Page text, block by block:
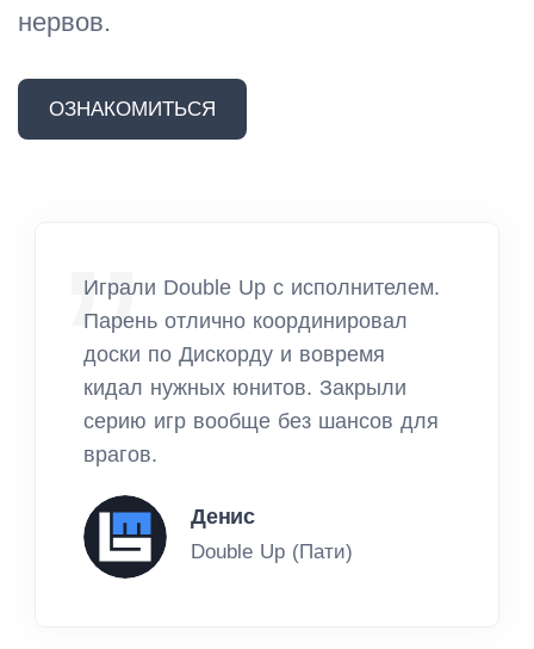
нервов.
ОЗНАКОМИТЬСЯ
Играли Double Up с исполнителем.
Парень отлично координировал
доски по Дискорду и вовремя
кидал нужных юнитов. Закрыли
серию игр вообще без шансов для
врагов.
Денис
Double Up (Пати)